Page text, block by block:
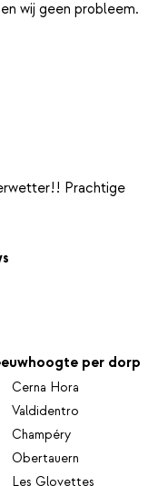
Prachtige
per dorp
Cerna Hora
Valdidentro
Champéry
Obertauern
Les Glovettes